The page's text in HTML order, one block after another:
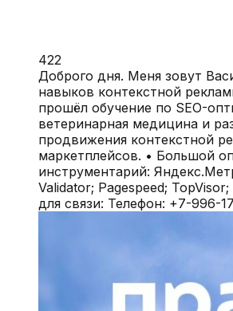
422
Доброго дня. Меня зовут
навыков контекстной
прошёл обучение по SEO-
ветеринарная медицина и
продвижения контекстной
маркетплейсов. • Большой
инструментарий:
Validator; Pagespeed;
для связи: Телефон: +7-996-